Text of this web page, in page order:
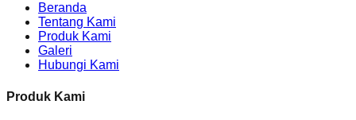
Beranda
Tentang Kami
Produk Kami
Galeri
Hubungi Kami
Produk Kami